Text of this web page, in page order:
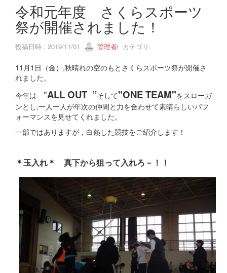
令和元年度 さくらスポーツ
祭が開催されました！
投稿日時 : 2019/11/01 管理者i カテゴリ:
11月1日（金）,秋晴れの空のもとさくらスポーツ祭が開催さ
れました。
今年は "ALL OUT ”そして"ONE TEAM"をスローガ
ンとし,一人一人が年次の仲間と力を合わせて素晴らしいパフ
ォーマンスを見せてくれました。
一部ではありますが，白熱した競技をご紹介します！
＊玉入れ＊ 真下から狙って入れろ－！！